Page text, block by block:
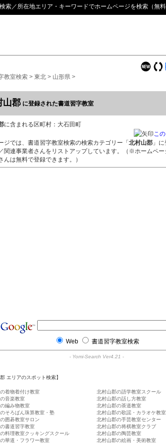
索／所在地エリア・キーワードでホームページを検索（無料
教室検索 > 東北 > 山形県 >
山郡 に登録された書道習字教室
に含まれる区町村：大石田町
こ
ジでは、書道習字教室検索の検索カテゴリー「 北村山郡 」
関連事業者さんをリストアップしています。（※ホームペー
んは無料で登録できます。）
Web 書道習字教室検索
- Yomi-Search Ver4.21 -
郡 エリアのスポット検索】
着物着付け教室
北村山郡の語学教室スクール
音楽教室
北村山郡の話し方教室
編み物教室
北村山郡の茶道教室
そろばん珠算教室・塾
北村山郡の歌謡・カラオケ教室
囲碁教室サロン
北村山郡の手芸教室センター
書道習字教室
北村山郡の将棋教室クラブ
料理教室クッキングスクール
北村山郡の陶芸教室
華道・フラワー教室
北村山郡の絵画・美術教室